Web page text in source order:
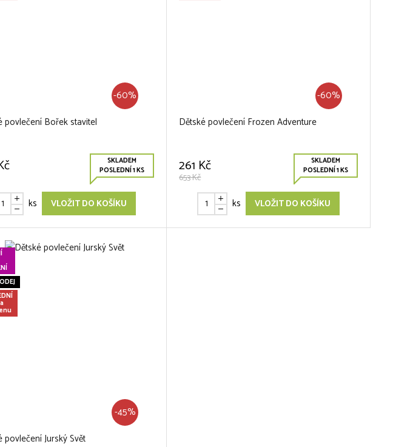
-60%
povlečení Bořek stavitel
SKLADEM
POSLEDNÍ 1 KS
ks VLOŽIT DO KOŠÍKU
-60%
Dětské povlečení Frozen Adventure
261 Kč
653 Kč
SKLADEM
POSLEDNÍ 1 KS
ks VLOŽIT DO KOŠÍKU
-45%
povlečení Jurský Svět